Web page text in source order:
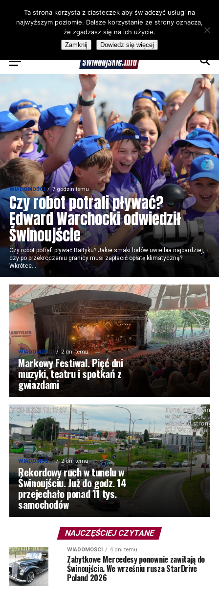
WIADOMOŚCI 7 godzin temu
Czy robot potrafi pływać?
Edward Warchocki odwiedził
Świnoujście
Czy robot potrafi pływać Bałtyku? Jakie smaki lodów uwielbia najbardziej, i
czy po przekroczeniu granicy musi zapłacić opłatę klimatyczną?
Wkrótce...
WIADOMOŚCI 2 dni temu
Markowy Festiwal. Pięć dni
muzyki, teatru i spotkań z
gwiazdami
WIADOMOŚCI 2 dni temu
Rekordowy ruch w tunelu w
Świnoujściu. Już do godz. 14
przejechało ponad 11 tys.
samochodów
NAJCZĘŚCIEJ CZYTANE
WIADOMOŚCI 4 dni temu
Zabytkowe Mercedesy ponownie zawitają do
Świnoujścia. We wrześniu rusza StarDrive
Poland 2026
Ta strona korzysta z ciasteczek aby świadczyć usługi na
najwyższym poziomie. Dalsze korzystanie ze strony oznacza,
że zgadzasz się na ich użycie.
Zamknij Dowiedz się więcej